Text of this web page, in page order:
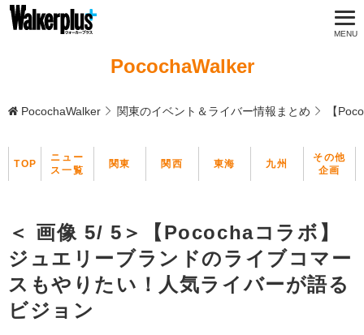
PocochaWalker
PocochaWalker 関東のイベント＆ライバー情報まとめ 【
TOP
ニュー
ス一覧
関東 関西 東海 九州
その他
企画
＜ 画像 5/ 5＞【Pocochaコラボ】
ジュエリーブランドのライブコマー
スもやりたい！人気ライバーが語る
ビジョン